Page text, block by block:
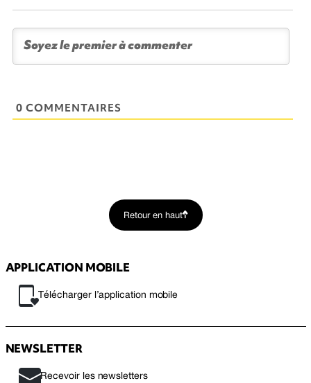
0 COMMENTAIRES
Retour en haut
APPLICATION MOBILE
Télécharger l’application mobile
NEWSLETTER
Recevoir les newsletters